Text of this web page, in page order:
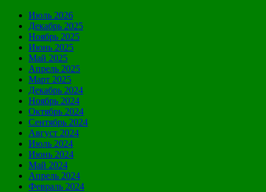
Июль 2026
Декабрь 2025
Ноябрь 2025
Июнь 2025
Май 2025
Апрель 2025
Март 2025
Декабрь 2024
Ноябрь 2024
Октябрь 2024
Сентябрь 2024
Август 2024
Июль 2024
Июнь 2024
Май 2024
Апрель 2024
Февраль 2024